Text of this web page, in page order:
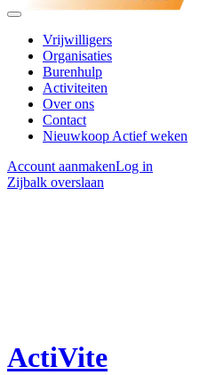
Vrijwilligers
Organisaties
Burenhulp
Activiteiten
Over ons
Contact
Nieuwkoop Actief weken
Account aanmakenLog in
Zijbalk overslaan
ActiVite